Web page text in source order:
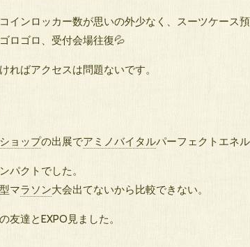
インロッカー数が思いの外少なく、スーツケース
ロゴロ、受付会場往復💦
ればアクセスは問題ないです。
ョップの出展でアミノバイタルパーフェクトエネル
パクトでした。
マラソン大会出てないから比較できない。
友達とEXPO見ました。